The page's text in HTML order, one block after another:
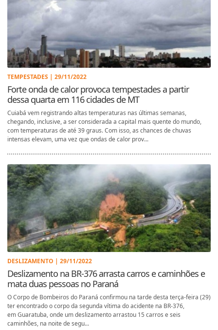
TEMPESTADES | 29/11/2022
Forte onda de calor provoca tempestades a partir
dessa quarta em 116 cidades de MT
Cuiabá vem registrando altas temperaturas nas últimas semanas,
chegando, inclusive, a ser considerada a capital mais quente do mundo,
com temperaturas de até 39 graus. Com isso, as chances de chuvas
intensas elevam, uma vez que ondas de calor prov...
DESLIZAMENTO | 29/11/2022
Deslizamento na BR-376 arrasta carros e caminhões e
mata duas pessoas no Paraná
O Corpo de Bombeiros do Paraná confirmou na tarde desta terça-feira (29)
ter encontrado o corpo da segunda vítima do acidente na BR-376,
em Guaratuba, onde um deslizamento arrastou 15 carros e seis
caminhões, na noite de segu...